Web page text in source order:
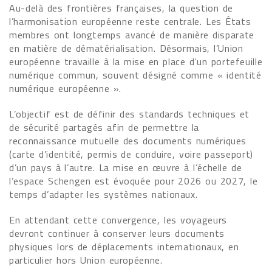
Au-delà des frontières françaises, la question de
l’harmonisation européenne reste centrale. Les États
membres ont longtemps avancé de manière disparate
en matière de dématérialisation. Désormais, l’Union
européenne travaille à la mise en place d’un portefeuille
numérique commun, souvent désigné comme « identité
numérique européenne ».
L’objectif est de définir des standards techniques et
de sécurité partagés afin de permettre la
reconnaissance mutuelle des documents numériques
(carte d’identité, permis de conduire, voire passeport)
d’un pays à l’autre. La mise en œuvre à l’échelle de
l’espace Schengen est évoquée pour 2026 ou 2027, le
temps d’adapter les systèmes nationaux.
En attendant cette convergence, les voyageurs
devront continuer à conserver leurs documents
physiques lors de déplacements internationaux, en
particulier hors Union européenne.